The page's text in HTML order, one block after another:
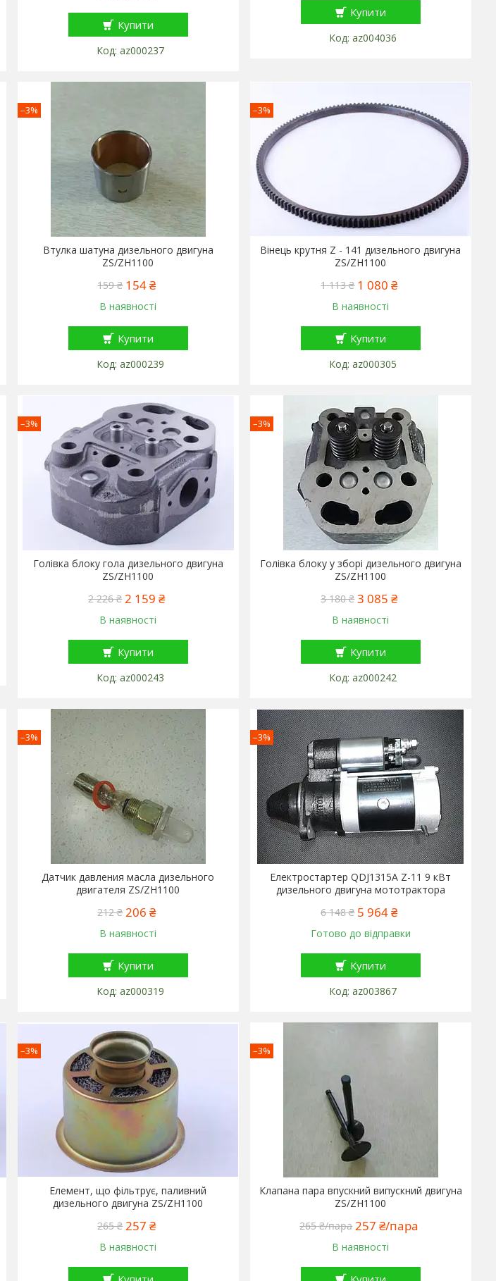
Купити
az000237
Купити
az004036
–3%
Втулка шатуна дизельного двигуна
ZS/ZH1100
159 ₴ 154 ₴
В наявності
Купити
az000239
–3%
Вінець крутня Z - 141 дизельного двигуна
ZS/ZH1100
1 113 ₴ 1 080 ₴
В наявності
Купити
az000305
–3%
Голівка блоку гола дизельного двигуна
ZS/ZH1100
2 226 ₴ 2 159 ₴
В наявності
Купити
az000243
–3%
Голівка блоку у зборі дизельного двигуна
ZS/ZH1100
3 180 ₴ 3 085 ₴
В наявності
Купити
az000242
–3%
Датчик давления масла дизельного
двигателя ZS/ZH1100
212 ₴ 206 ₴
В наявності
Купити
az000319
–3%
Електростартер QDJ1315A Z-11 9 кВт
дизельного двигуна мототрактора
6 148 ₴ 5 964 ₴
Готово до відправки
Купити
az003867
–3%
Елемент, що фільтрує, паливний
дизельного двигуна ZS/ZH1100
265 ₴ 257 ₴
В наявності
–3%
Клапана пара впускний випускний двигуна
ZS/ZH1100
265 ₴/пара 257 ₴/пара
В наявності